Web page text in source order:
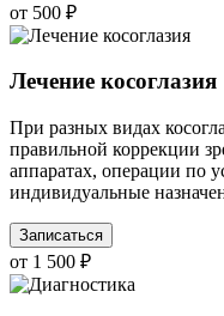
от 500 ₽
Лечение косоглазия
При разных видах
правильной коррекции
аппаратах, операции по
индивидуальные
Записаться
от 1 500 ₽